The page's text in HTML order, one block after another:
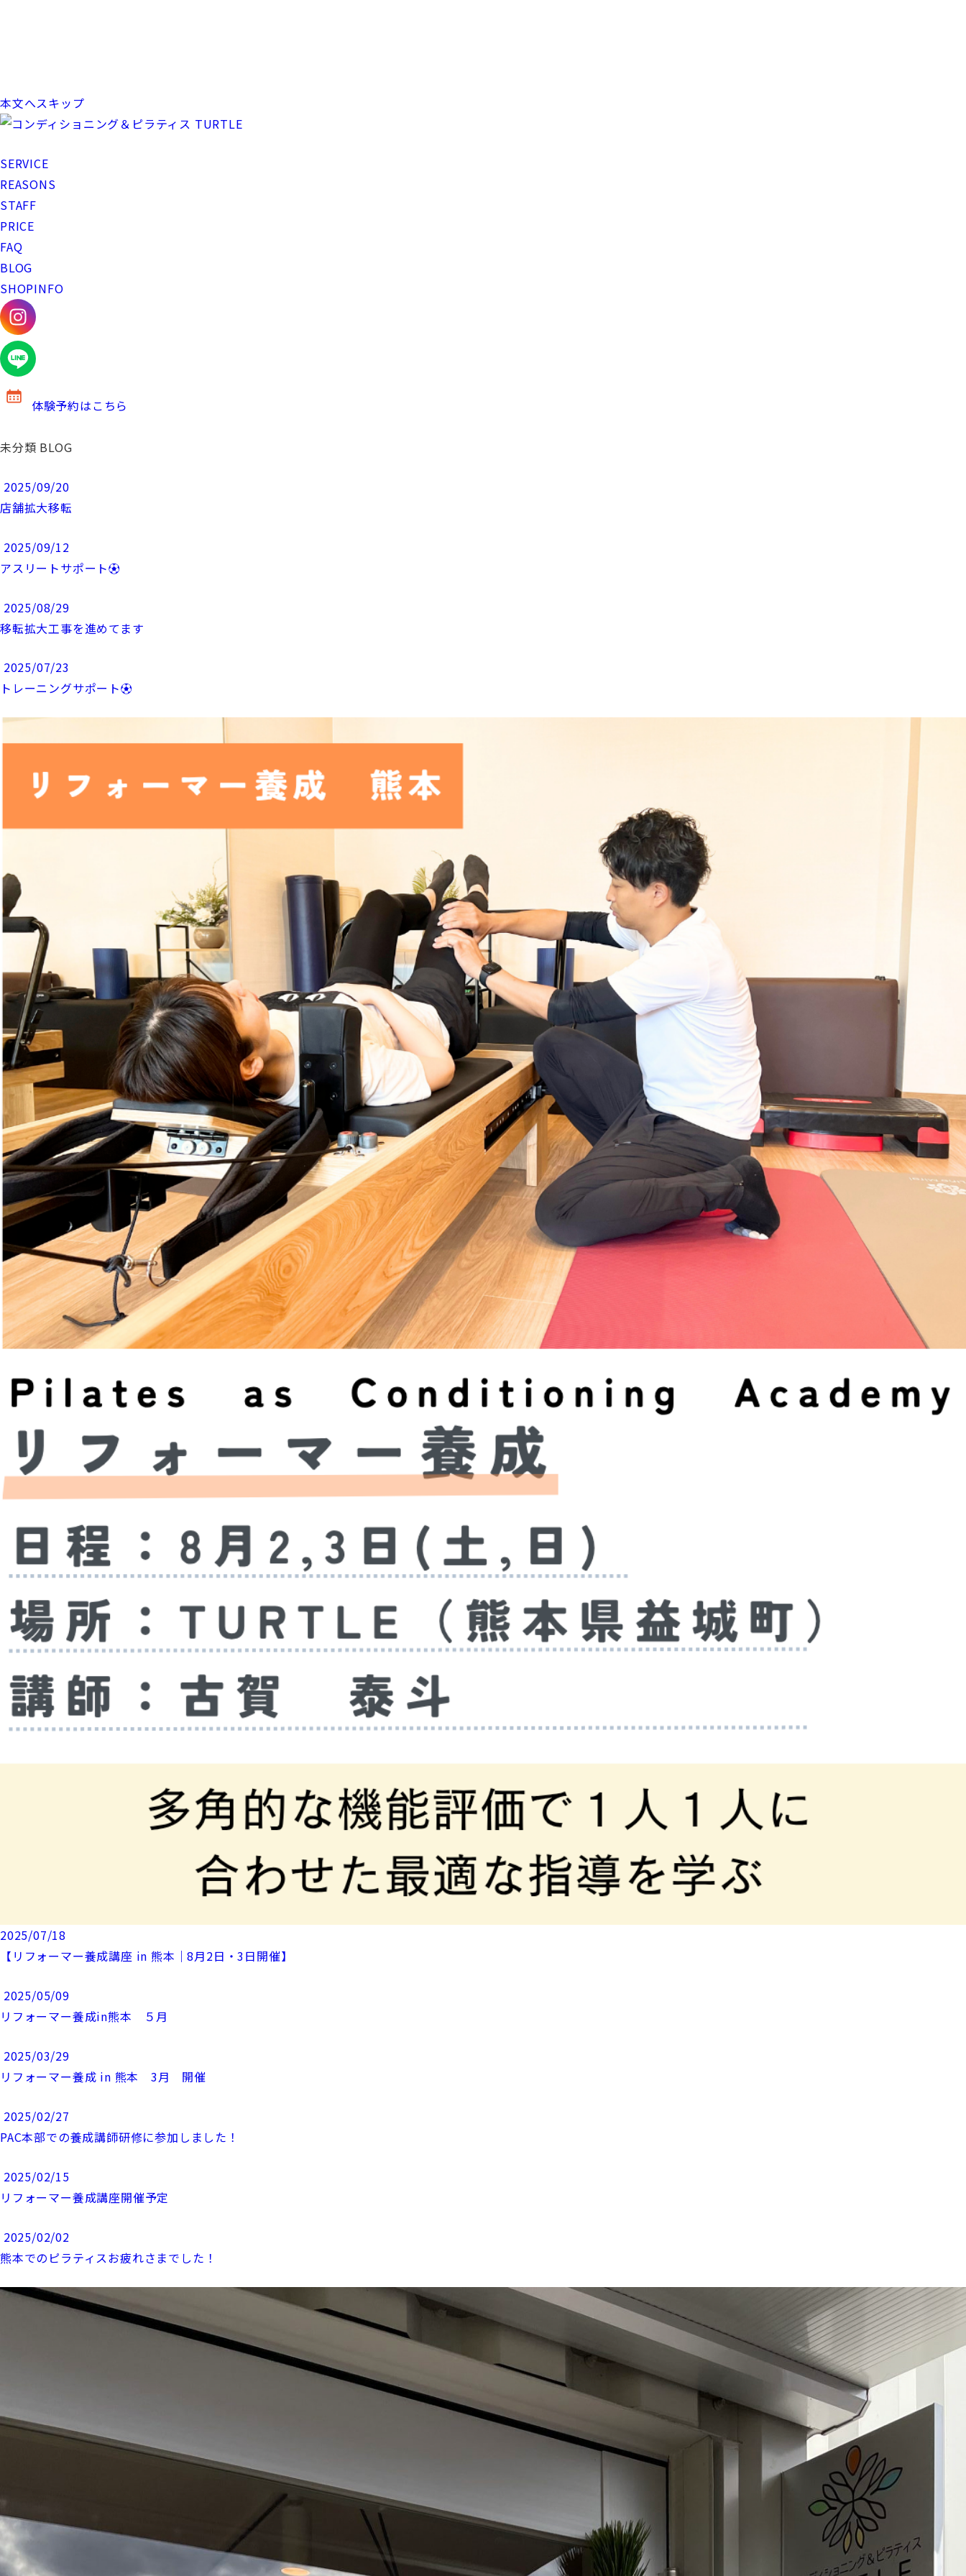
本文へスキップ
SERVICE
REASONS
STAFF
PRICE
FAQ
BLOG
SHOPINFO
体験予約はこちら
未分類 BLOG
2025/09/20
店舗拡大移転
2025/09/12
アスリートサポート⚽️
2025/08/29
移転拡大工事を進めてます
2025/07/23
トレーニングサポート⚽️
2025/07/18
【リフォーマー養成講座 in 熊本｜8月2日・3日開催】
2025/05/09
リフォーマー養成in熊本 ５月
2025/03/29
リフォーマー養成 in 熊本 3月 開催
2025/02/27
PAC本部での養成講師研修に参加しました！
2025/02/15
リフォーマー養成講座開催予定
2025/02/02
熊本でのピラティスお疲れさまでした！